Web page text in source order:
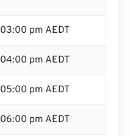
03:00 pm AEDT
04:00 pm AEDT
05:00 pm AEDT
06:00 pm AEDT